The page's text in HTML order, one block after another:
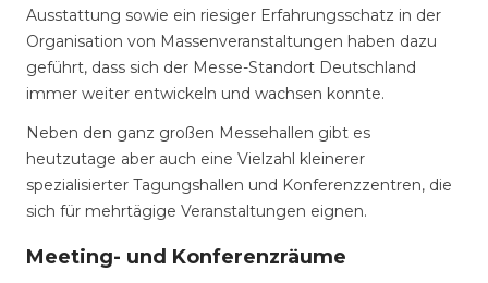
Ausstattung sowie ein riesiger Erfahrungsschatz in der
Organisation von Massenveranstaltungen haben dazu
geführt, dass sich der Messe-Standort Deutschland
immer weiter entwickeln und wachsen konnte.
Neben den ganz großen Messehallen gibt es
heutzutage aber auch eine Vielzahl kleinerer
spezialisierter Tagungshallen und Konferenzzentren, die
sich für mehrtägige Veranstaltungen eignen.
Meeting- und Konferenzräume